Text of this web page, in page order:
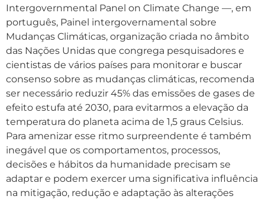
Intergovernmental Panel on Climate Change —, em
português, Painel intergovernamental sobre
Mudanças Climáticas, organização criada no âmbito
das Nações Unidas que congrega pesquisadores e
cientistas de vários países para monitorar e buscar
consenso sobre as mudanças climáticas, recomenda
ser necessário reduzir 45% das emissões de gases de
efeito estufa até 2030, para evitarmos a elevação da
temperatura do planeta acima de 1,5 graus Celsius.
Para amenizar esse ritmo surpreendente é também
inegável que os comportamentos, processos,
decisões e hábitos da humanidade precisam se
adaptar e podem exercer uma significativa influência
na mitigação, redução e adaptação às alterações